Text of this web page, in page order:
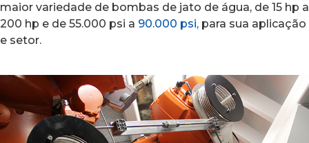
maior variedade de bombas de jato de água, de 15 hp a
200 hp e de 55.000 psi a 90.000 psi, para sua aplicação
e setor.